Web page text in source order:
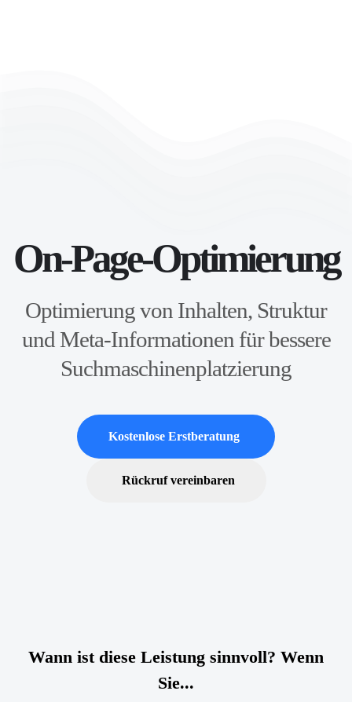
On-Page-Optimierung
Optimierung von Inhalten, Struktur
und Meta-Informationen für bessere
Suchmaschinenplatzierung
Kostenlose Erstberatung
Rückruf vereinbaren
Wann ist diese Leistung sinnvoll? Wenn
Sie...